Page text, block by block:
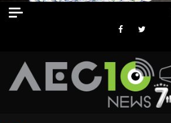
Skip
to
Facebook
Twitter